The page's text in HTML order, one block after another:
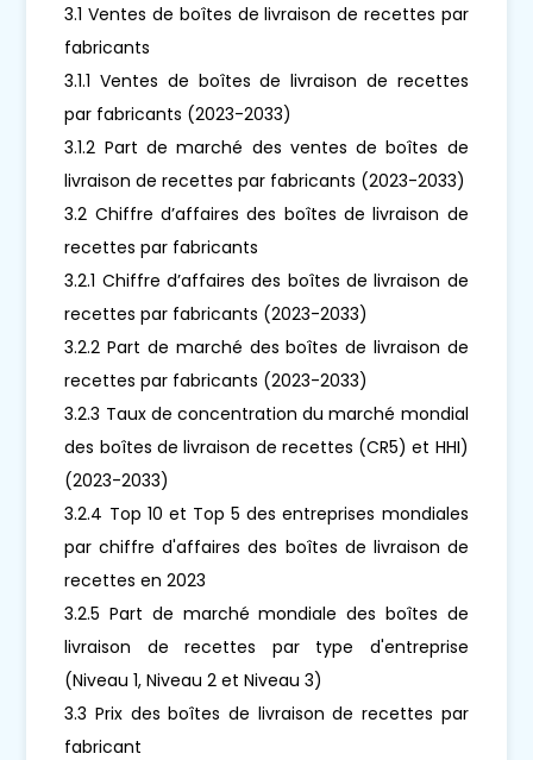
3.1 Ventes de boîtes de livraison de recettes par
fabricants
3.1.1 Ventes de boîtes de livraison de recettes
par fabricants (2023-2033)
3.1.2 Part de marché des ventes de boîtes de
livraison de recettes par fabricants (2023-2033)
3.2 Chiffre d’affaires des boîtes de livraison de
recettes par fabricants
3.2.1 Chiffre d’affaires des boîtes de livraison de
recettes par fabricants (2023-2033)
3.2.2 Part de marché des boîtes de livraison de
recettes par fabricants (2023-2033)
3.2.3 Taux de concentration du marché mondial
des boîtes de livraison de recettes (CR5) et HHI)
(2023-2033)
3.2.4 Top 10 et Top 5 des entreprises mondiales
par chiffre d'affaires des boîtes de livraison de
recettes en 2023
3.2.5 Part de marché mondiale des boîtes de
livraison de recettes par type d'entreprise
(Niveau 1, Niveau 2 et Niveau 3)
3.3 Prix des boîtes de livraison de recettes par
fabricant